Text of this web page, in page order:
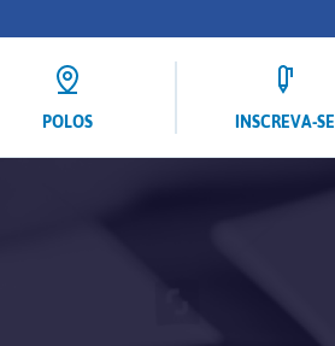
POLOS INSCREVA-SE